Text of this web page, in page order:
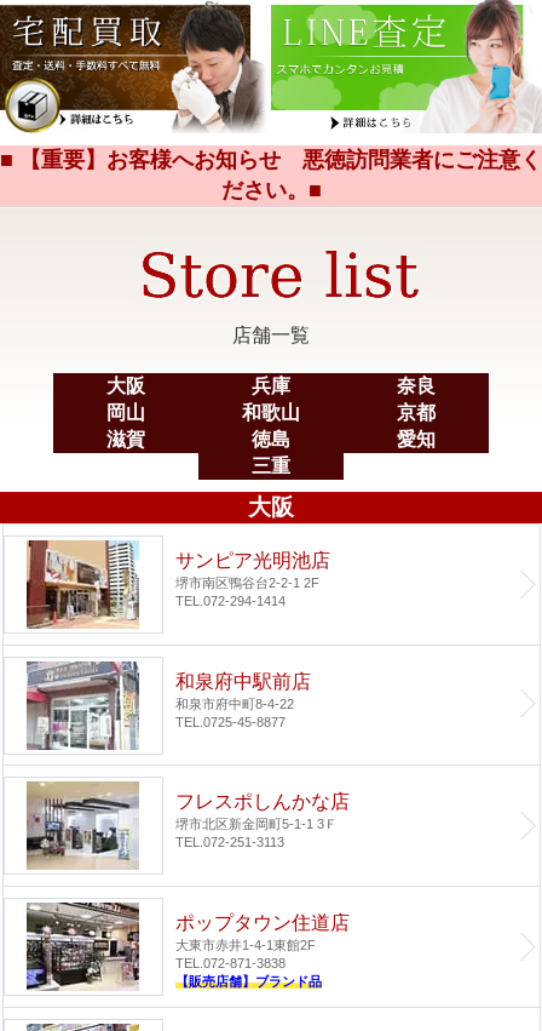
■ 【重要】お客様へお知らせ 悪徳訪問業者にご注意く
ださい。■
店舗一覧
大阪 兵庫
奈良
岡山
和歌山
京都
滋賀
徳島
愛知
三重
大阪
サンピア光明池店
堺市南区鴨谷台2-2-1 2F
TEL.072-294-1414
和泉府中駅前店
和泉市府中町8-4-22
TEL.0725-45-8877
フレスポしんかな店
堺市北区新金岡町5-1-1 3Ｆ
TEL.072-251-3113
ポップタウン住道店
大東市赤井1-4-1東館2F
TEL.072-871-3838
【販売店舗】ブランド品